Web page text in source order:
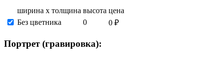
ширина х толщина высота цена
Без цветника
0 0 ₽
Портрет (гравировка):